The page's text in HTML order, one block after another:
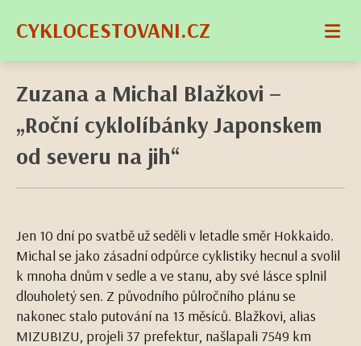
CYKLOCESTOVANI.CZ
Zuzana a Michal Blažkovi –
„Roční cyklolíbánky Japonskem
od severu na jih“
Jen 10 dní po svatbě už seděli v letadle směr Hokkaido.
Michal se jako zásadní odpůrce cyklistiky hecnul a svolil
k mnoha dnům v sedle a ve stanu, aby své lásce splnil
dlouholetý sen. Z původního půlročního plánu se
nakonec stalo putování na 13 měsíců. Blažkovi, alias
MIZUBIZU, projeli 37 prefektur, našlapali 7549 km